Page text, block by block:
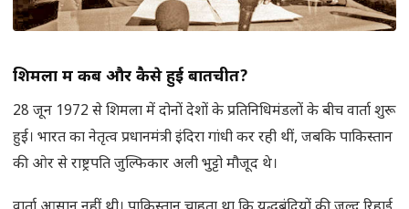
शिमला में कब और कैसे हुई बातचीत?
28 जून 1972 से शिमला में दोनों देशों के प्रतिनिधिमंडलों के बीच वार्ता शुरू
हुई। भारत का नेतृत्व प्रधानमंत्री इंदिरा गांधी कर रही थीं, जबकि पाकिस्तान
की ओर से राष्ट्रपति जुल्फिकार अली भुट्टो मौजूद थे।